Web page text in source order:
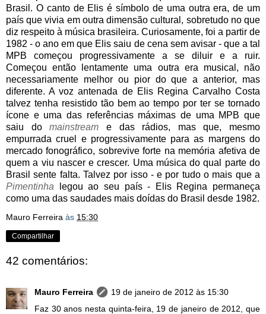
Brasil. O canto de Elis é símbolo de uma outra era, de um
país que vivia em outra dimensão cultural, sobretudo no que
diz respeito à música brasileira. Curiosamente, foi a partir de
1982 - o ano em que Elis saiu de cena sem avisar - que a tal
MPB começou progressivamente a se diluir e a ruir.
Começou então lentamente uma outra era musical, não
necessariamente melhor ou pior do que a anterior, mas
diferente. A voz antenada de Elis Regina Carvalho Costa
talvez tenha resistido tão bem ao tempo por ter se tornado
ícone e uma das referências máximas de uma MPB que
saiu domainstream e das rádios, mas que, mesmo
empurrada cruel e progressivamente para as margens do
mercado fonográfico, sobrevive forte na memória afetiva de
quem a viu nascer e crescer. Uma música do qual parte do
Brasil sente falta. Talvez por isso - e por tudo o mais que a
Pimentinha legou ao seu país - Elis Regina permaneça
como uma das saudades mais doídas do Brasil desde 1982.
Mauro Ferreira às 15:30
Compartilhar
42 comentários:
Mauro Ferreira
19 de janeiro de 2012 às 15:30
Faz 30 anos nesta quinta-feira, 19 de janeiro de 2012, que